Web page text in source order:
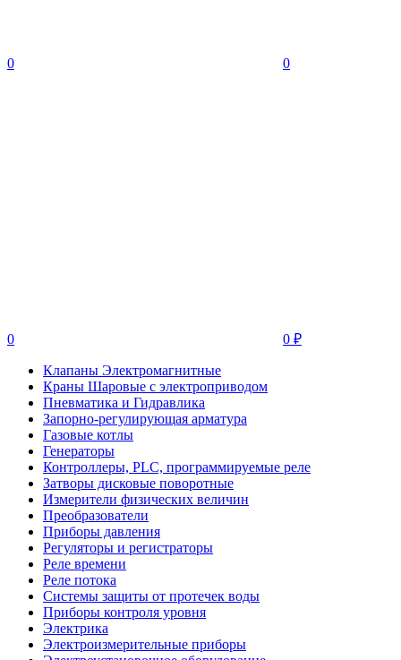
0 0
0 0 ₽
Клапаны Электромагнитные
Краны Шаровые с электроприводом
Пневматика и Гидравлика
Запорно-регулирующая арматура
Газовые котлы
Генераторы
Контроллеры, PLС, программируемые реле
Затворы дисковые поворотные
Измерители физических величин
Преобразователи
Приборы давления
Регуляторы и регистраторы
Реле времени
Реле потока
Системы защиты от протечек воды
Приборы контроля уровня
Электрика
Электроизмерительные приборы